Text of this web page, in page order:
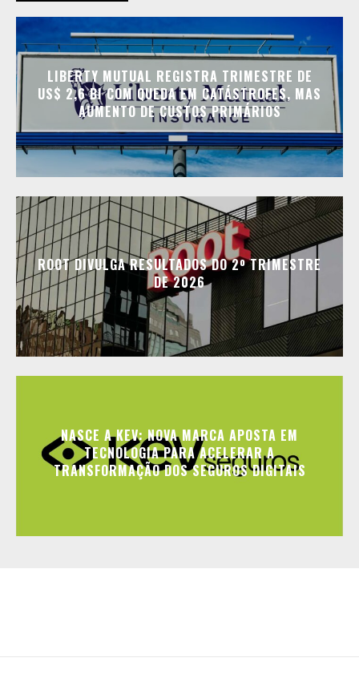
LIBERTY MUTUAL REGISTRA TRIMESTRE DE
US$ 2,6 BI COM QUEDA EM CATÁSTROFES, MAS
AUMENTO DE CUSTOS PRIMÁRIOS
ROOT DIVULGA RESULTADOS DO 2º TRIMESTRE
DE 2026
NASCE A KEV: NOVA MARCA APOSTA EM
TECNOLOGIA PARA ACELERAR A
TRANSFORMAÇÃO DOS SEGUROS DIGITAIS